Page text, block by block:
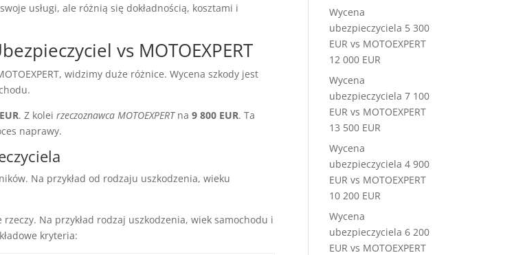
usługi, ale różnią się dokładnością, kosztami i
vs MOTOEXPERT
widzimy duże różnice. Wycena szkody jest
. Z kolei rzeczoznawca MOTOEXPERTna 9 800 EUR. Ta
naprawy.
Na przykład od rodzaju uszkodzenia, wieku
Na przykład rodzaj uszkodzenia, wiek samochodu i
kryteria:
Wycena
ubezpieczyciela 5 300
EUR vs MOTOEXPERT
12 000 EUR
Wycena
ubezpieczyciela 7 100
EUR vs MOTOEXPERT
13 500 EUR
Wycena
ubezpieczyciela 4 900
EUR vs MOTOEXPERT
10 200 EUR
Wycena
ubezpieczyciela 6 200
EUR vs MOTOEXPERT